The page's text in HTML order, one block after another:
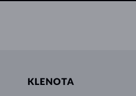
KLENOTA